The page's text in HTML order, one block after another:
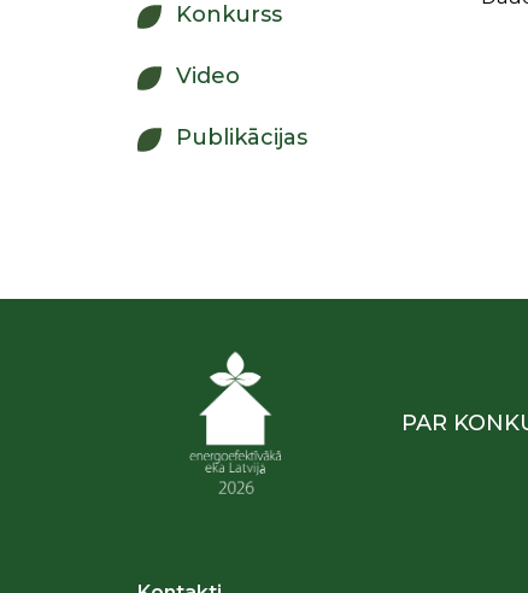
Konkurss
Video
Publikācijas
PAR